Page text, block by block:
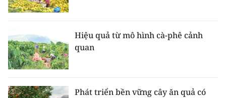
Đồng bằng sông Cửu Long
Chuyên trang Hà Nội
Chuyên trang TP. Hồ Chí Minh
CHUYÊN ĐỀ
Hiệu quả từ mô hình cà-phê cảnh
quan
Phát triển bền vững cây ăn quả có